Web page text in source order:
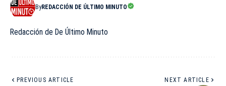
ByREDACCIÓN DE ÚLTIMO MINUTO
Redacción de De Último Minuto
PREVIOUS ARTICLE NEXT ARTICLE